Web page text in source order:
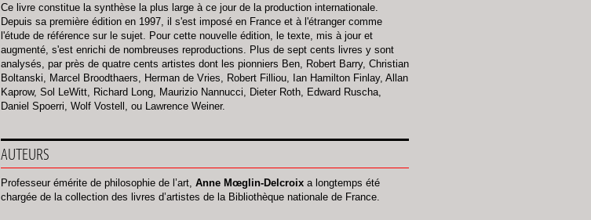
Ce livre constitue la synthèse la plus large à ce jour de la production internationale.
Depuis sa première édition en 1997, il s'est imposé en France et à l'étranger comme
l'étude de référence sur le sujet. Pour cette nouvelle édition, le texte, mis à jour et
augmenté, s'est enrichi de nombreuses reproductions. Plus de sept cents livres y sont
analysés, par près de quatre cents artistes dont les pionniers Ben, Robert Barry, Christian
Boltanski, Marcel Broodthaers, Herman de Vries, Robert Filliou, Ian Hamilton Finlay, Allan
Kaprow, Sol LeWitt, Richard Long, Maurizio Nannucci, Dieter Roth, Edward Ruscha,
Daniel Spoerri, Wolf Vostell, ou Lawrence Weiner.
AUTEURS
Professeur émérite de philosophie de l’art, Anne Mœglin-Delcroix a longtemps été
chargée de la collection des livres d’artistes de la Bibliothèque nationale de France.